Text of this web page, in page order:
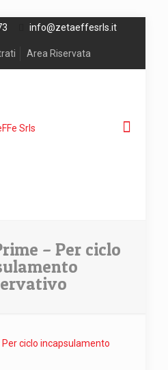
info@zetaeffesrls.it
Area Riservata
– Per ciclo